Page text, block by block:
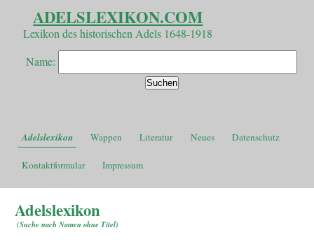
ADELSLEXIKON.COM
Lexikon des historischen Adels 1648-1918
Name:
Adelslexikon Wappen Literatur Neues Datenschutz
Kontaktformular Impressum
Adelslexikon
(Suche nach Namen ohne Titel)